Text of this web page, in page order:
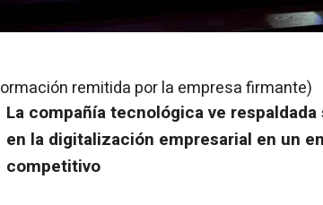
remitida por la empresa firmante)
La compañía tecnológica ve
en la digitalización empresarial en un
competitivo